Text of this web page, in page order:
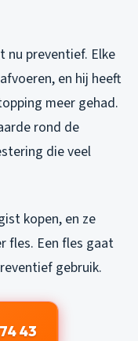
nu preventief. Elke
en hij heeft
meer gehad.
rond de
die veel
kopen, en ze
fles. Een fles gaat
gebruik.
43